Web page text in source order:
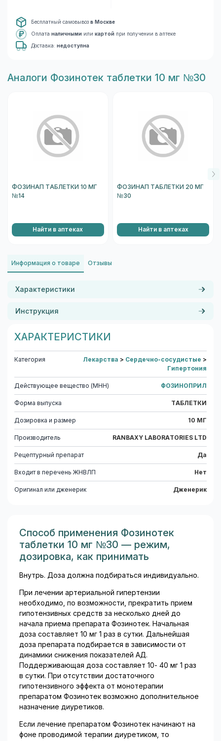
Бесплатный самовывоз в Москве
Оплата наличными или картой при получении в аптеке
Доставка: недоступна
Aналоги Фозинотек таблетки 10 мг №30
ФОЗИНАП ТАБЛЕТКИ 10 МГ
№14
Найти в аптеках
ФОЗИНАП ТАБЛЕТКИ 20 МГ
№30
Найти в аптеках
Информация о товаре Отзывы
Характеристики
Инструкция
ХАРАКТЕРИСТИКИ
Категория Лекарства > Сердечно-сосудистые >
Гипертония
Действующее вещество (МНН) ФОЗИНОПРИЛ
Форма выпуска ТАБЛЕТКИ
Дозировка и размер 10 МГ
Производитель RANBAXY LABORATORIES LTD
Рецептурный препарат Да
Входит в перечень ЖНВЛП Нет
Оригинал или дженерик Дженерик
Способ применения Фозинотек
таблетки 10 мг №30 — режим,
дозировка, как принимать
Внутрь. Доза должна подбираться индивидуально.
При лечении артериальной гипертензии
необходимо, по возможности, прекратить прием
гипотензивных средств за несколько дней до
начала приема препарата Фозинотек. Начальная
доза составляет 10 мг 1 раз в сутки. Дальнейшая
доза препарата подбирается в зависимости от
динамики снижения показателей АД.
Поддерживающая доза составляет 10- 40 мг 1 раз
в сутки. При отсутствии достаточного
гипотензивного эффекта от монотерапии
препаратом Фозинотек возможно дополнительное
назначение диуретиков.
Если лечение препаратом Фозинотек начинают на
фоне проводимой терапии диуретиком, то